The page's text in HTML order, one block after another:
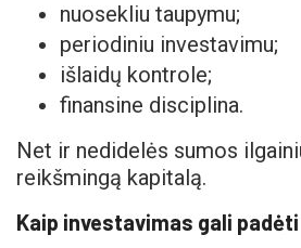
nuosekliu taupymu;
periodiniu investavimu;
išlaidų kontrole;
finansine disciplina.
Net ir nedidelės sumos
reikšmingą kapitalą.
Kaip investavimas gali